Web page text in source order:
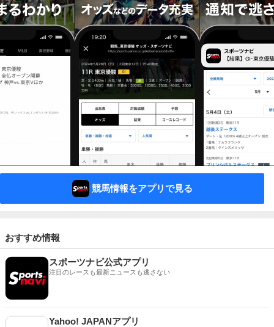
競馬情報をアプリで見る
おすすめ情報
スポーツナビ公式アプリ
注目のレースも最新ニュースも逃さない
Yahoo! JAPANアプリ